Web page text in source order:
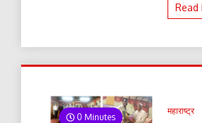
Read
0 Minutes
महाराष्ट्र